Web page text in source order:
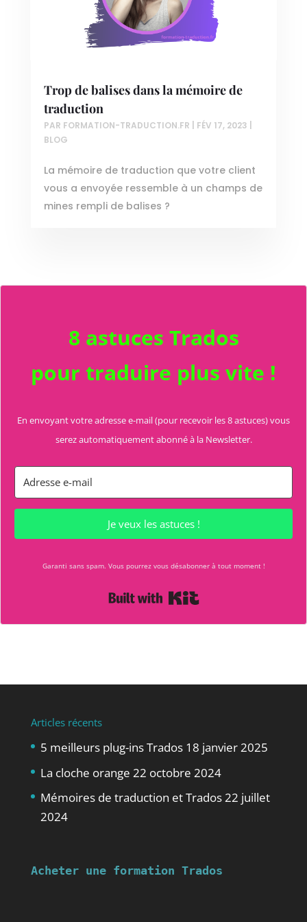
Trop de balises dans la mémoire de
traduction
PAR FORMATION-TRADUCTION.FR FÉV 17, 2023
BLOG
La mémoire de traduction que votre client
vous a envoyée ressemble à un champs de
mines rempli de balises ?
8 astuces Trados
pour traduire plus vite !
En envoyant votre adresse e-mail (pour recevoir les 8 astuces) vous
serez automatiquement abonné à la Newsletter.
Je veux les astuces !
Garanti sans spam. Vous pourrez vous désabonner à tout moment !
Articles récents
5 meilleurs plug-ins Trados 18 janvier 2025
La cloche orange 22 octobre 2024
Mémoires de traduction et Trados22 juillet
2024
Acheter une formation Trados